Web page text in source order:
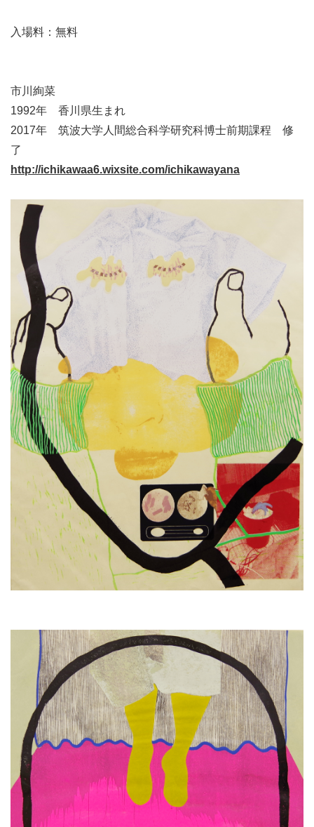
入場料：無料
市川絢菜
1992年 香川県生まれ
2017年 筑波大学人間総合科学研究科博士前期課程 修
了
http://ichikawaa6.wixsite.com/ichikawayana